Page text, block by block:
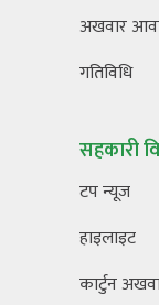
अखवार
गतिविधि
सहकारी
टप न्यूज
हाइलाइट
कार्टुन